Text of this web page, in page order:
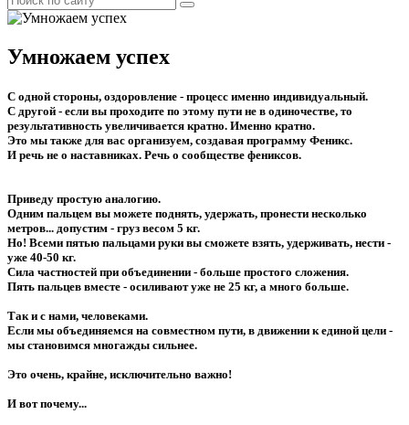
Умножаем успех
С одной стороны, оздоровление - процесс именно индивидуальный.
С другой - если вы проходите по этому пути не в одиночестве, то
результативность увеличивается кратно. Именно кратно.
Это мы также для вас организуем, создавая программу Феникс.
И речь не о наставниках. Речь о сообществе фениксов.
Приведу простую аналогию.
Одним пальцем вы можете поднять, удержать, пронести несколько
метров... допустим - груз весом 5 кг.
Но! Всеми пятью пальцами руки вы сможете взять, удерживать, нести -
уже 40-50 кг.
Сила частностей при объединении - больше простого сложения.
Пять пальцев вместе - осиливают уже не 25 кг, а много больше.
Так и с нами, человеками.
Если мы объединяемся на совместном пути, в движении к единой цели -
мы становимся многажды сильнее.
Это очень, крайне, исключительно важно!
И вот почему...